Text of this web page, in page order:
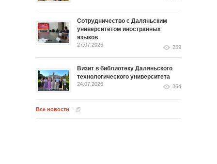
Сотрудничество с Даляньским
университетом иностранных
языков
27.07.2026 259
Визит в библиотеку Даляньского
технологического университета
24.07.2026 364
Все новости